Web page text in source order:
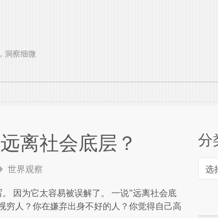
洞察细微
离社会底层？
世界观察
因为它太容易被误解了。 一说”远离社会底
穷人？你在嫌弃出身不好的人？你觉得自己高
分
类